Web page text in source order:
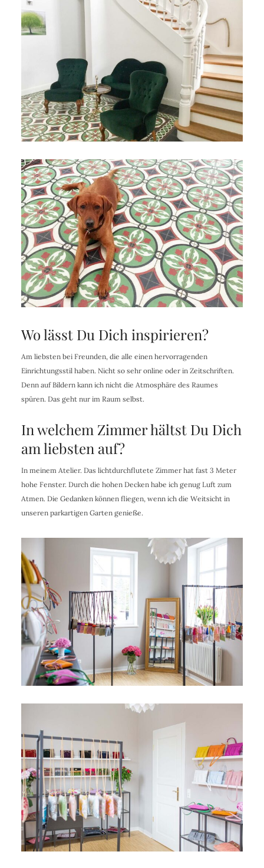
Wo lässt Du Dich inspirieren?
Am liebsten bei Freunden, die alle einen hervorragenden
Einrichtungsstil haben. Nicht so sehr online oder in Zeitschriften.
Denn auf Bildern kann ich nicht die Atmosphäre des Raumes
spüren. Das geht nur im Raum selbst.
In welchem Zimmer hältst Du Dich
am liebsten auf?
In meinem Atelier. Das lichtdurchflutete Zimmer hat fast 3 Meter
hohe Fenster. Durch die hohen Decken habe ich genug Luft zum
Atmen. Die Gedanken können fliegen, wenn ich die Weitsicht in
unseren parkartigen Garten genieße.